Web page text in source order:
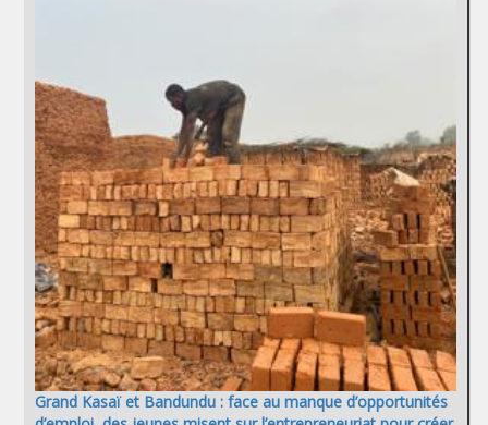
Grand Kasaï et Bandundu : face au manque d’opportunités